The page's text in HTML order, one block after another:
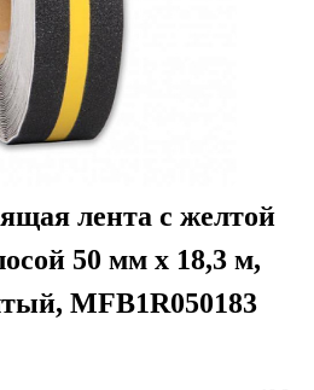
лента с желтой
50 мм х 18,3 м,
MFB1R050183